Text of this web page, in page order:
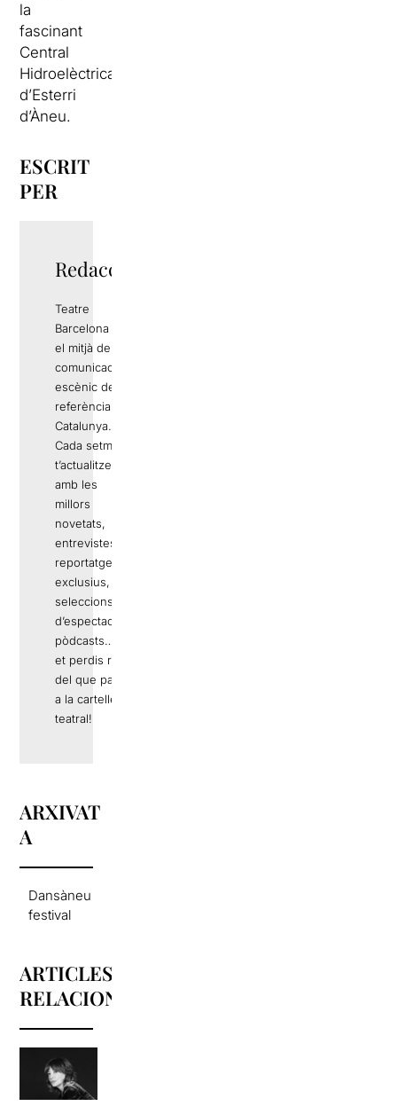
la
fascinant
Central
Hidroelèctrica
d’Esterri
d’Àneu.
ESCRIT
PER
Redacció
Teatre
Barcelona és
el mitjà de
comunicació
escènic de
referència a
Catalunya.
Cada setmana
t’actualitzem
amb les
millors
novetats,
entrevistes,
reportatges
exclusius,
seleccions
d’espectacles,
pòdcasts… No
et perdis res
del que passa
a la cartellera
teatral!
ARXIVAT
A
Dansàneu
festival
ARTICLES
RELACIONATS